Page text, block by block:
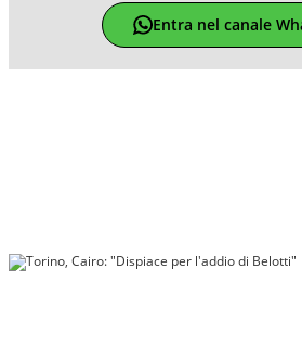
Entra nel canale